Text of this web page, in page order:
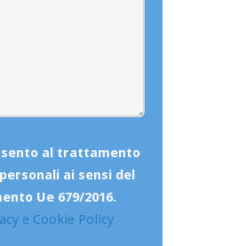
al trattamento
ai sensi del
Ue 679/2016.
e Cookie Policy